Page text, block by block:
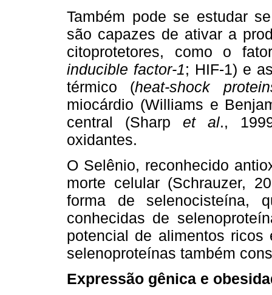
Também pode se estudar
são capazes de ativar a
citoprotetores, como o
inducible factor-1; HIF-1) e
térmico (heat-shock
miocárdio (Williams e
central (Sharpet al.,
oxidantes.
O Selênio, reconhecido
morte celular (Schrauzer,
forma de selenocisteína,
conhecidas de
potencial de alimentos
selenoproteínas também
Expressão gênica e